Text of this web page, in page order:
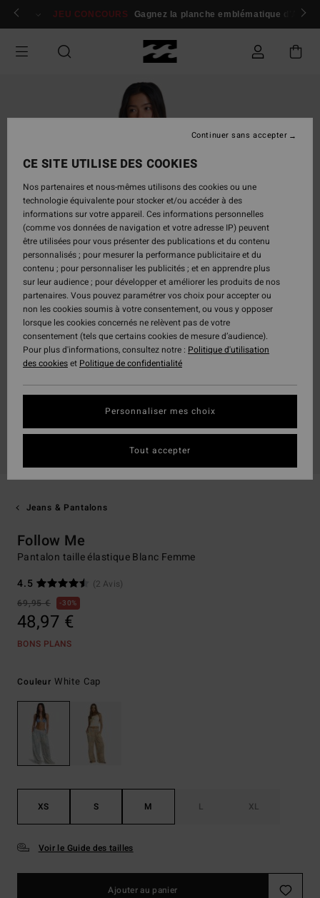
Passer
Se connecter / s'inscrire
JEU CONCOURS Gagnez la planche emblématique d'Andy
Jeans & Pantalons
Follow Me
Pantalon taille élastique Blanc Femme
4.5
(2 Avis)
69,95 €
30%
48,97 €
BONS PLANS
Couleur White Cap
XS S M L XL
Voir le Guide des tailles
Ajouter au panier
CE SITE UTILISE DES COOKIES
Nos partenaires et nous-mêmes utilisons des cookies ou une
technologie équivalente pour stocker et/ou accéder à des
informations sur votre appareil. Ces informations personnelles
(comme vos données de navigation et votre adresse IP) peuvent
être utilisées pour vous présenter des publications et du contenu
personnalisés ; pour mesurer la performance publicitaire et du
contenu ; pour personnaliser les publicités ; et en apprendre plus
sur leur audience ; pour développer et améliorer les produits de nos
partenaires. Vous pouvez paramétrer vos choix pour accepter ou
non les cookies soumis à votre consentement, ou vous y opposer
lorsque les cookies concernés ne relèvent pas de votre
consentement (tels que certains cookies de mesure d’audience).
Pour plus d'informations, consultez notre : Politique d'utilisation
des cookieset Politique de confidentialité
Personnaliser mes choix
Continuer sans accepter
Tout accepter